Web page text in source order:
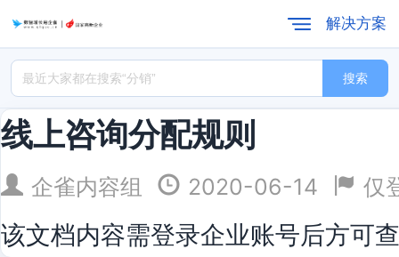
解决方案
搜索
线上咨询分配规则
企雀内容组 2020-06-14 仅
该文档内容需登录企业账号后方可